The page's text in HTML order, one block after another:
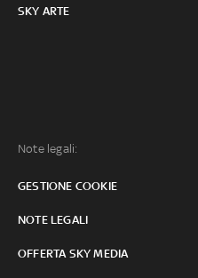
SKY ARTE
Note legali:
GESTIONE COOKIE
NOTE LEGALI
OFFERTA SKY MEDIA